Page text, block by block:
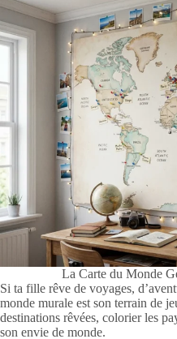
La Carte du Monde
Si ta fille rêve de voyages,
monde murale est son terrain de
destinations rêvées, colorier les
son envie de monde.